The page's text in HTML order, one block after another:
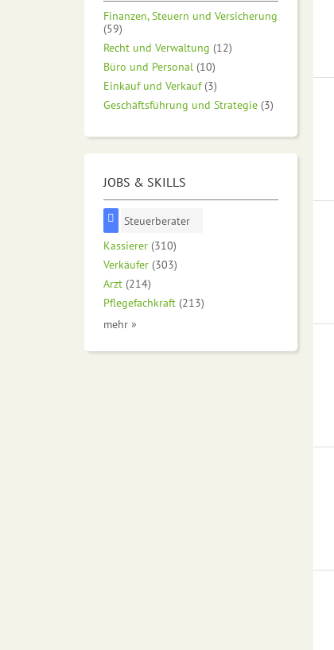
Finanzen, Steuern und Versicherung
(59)
Recht und Verwaltung (12)
Büro und Personal (10)
Einkauf und Verkauf (3)
Geschäftsführung und Strategie (3)
JOBS & SKILLS
Steuerberater
Kassierer (310)
Verkäufer (303)
Arzt (214)
Pflegefachkraft (213)
mehr »